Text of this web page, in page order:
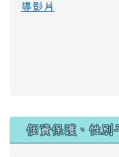
導影片
個資保護、性別